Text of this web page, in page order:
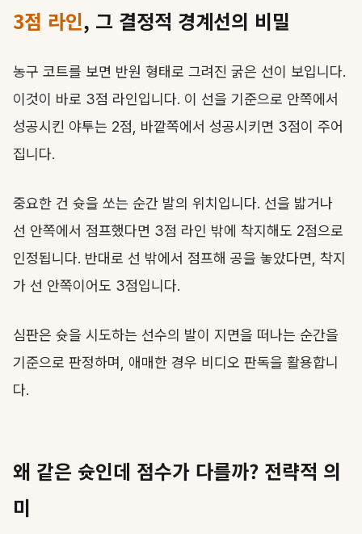
3점 라인, 그 결정적 경계선의 비밀
농구 코트를 보면 반원 형태로 그려진 굵은 선이 보입니다.
이것이 바로 3점 라인입니다. 이 선을 기준으로 안쪽에서
성공시킨 야투는 2점, 바깥쪽에서 성공시키면 3점이 주어
집니다.
중요한 건 슛을 쏘는 순간 발의 위치입니다. 선을 밟거나
선 안쪽에서 점프했다면 3점 라인 밖에 착지해도 2점으로
인정됩니다. 반대로 선 밖에서 점프해 공을 놓았다면, 착지
가 선 안쪽이어도 3점입니다.
심판은 슛을 시도하는 선수의 발이 지면을 떠나는 순간을
기준으로 판정하며, 애매한 경우 비디오 판독을 활용합니
다.
왜 같은 슛인데 점수가 다를까? 전략적 의
미